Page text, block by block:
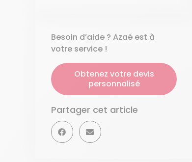
Besoin d’aide ? Azaé est à
votre service !
Obtenez votre devis
personnalisé
Partager cet article